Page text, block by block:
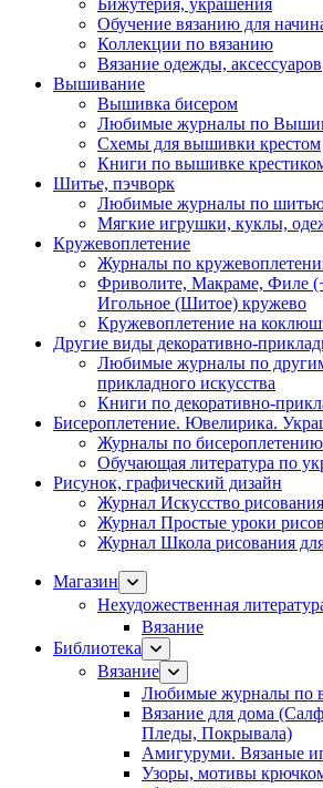
Бижутерия, украшения
Обучение вязанию для
Коллекции по вязанию
Вязание одежды, аксессуаров
Вышивание
Вышивка бисером
Любимые журналы по
Схемы для вышивки крестом
Книги по вышивке
Шитье, пэчворк
Любимые журналы по
Мягкие игрушки, куклы,
Кружевоплетение
Журналы по
Фриволите, Макраме, Филе
Игольное (Шитое) кружево
Кружевоплетение на
Другие виды декоративно-
Любимые журналы по
прикладного искусства
Книги по декоративно-
Бисероплетение. Ювелирика.
Журналы по бисероплетению
Обучающая литература по
Рисунок, графический дизайн
Журнал Искусство
Журнал Простые уроки
Журнал Школа рисования
Магазин
Нехудожественная
Вязание
Библиотека
Вязание
Любимые журналы по
Вязание для дома
Пледы, Покрывала)
Амигуруми. Вязаные
Узоры, мотивы